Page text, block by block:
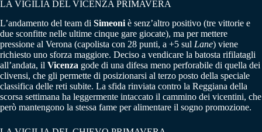
LA VIGILIA DEL VICENZA PRIMAVERA
L’andamento del team di Simeoni è senz’altro positivo (tre vittorie e
due sconfitte nelle ultime cinque gare giocate), ma per mettere
pressione al Verona (capolista con 28 punti, a +5 sul Lane) viene
richiesto uno sforza maggiore. Deciso a vendicare la batosta rifilatagli
all’andata, il Vicenza gode di una difesa meno perforabile di quella dei
clivensi, che gli permette di posizionarsi al terzo posto della speciale
classifica delle reti subite. La sfida rinviata contro la Reggiana della
scorsa settimana ha leggermente intaccato il cammino dei vicentini, che
però mantengono la stessa fame per alimentare il sogno promozione.